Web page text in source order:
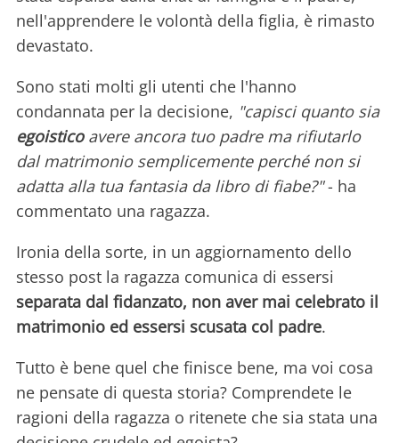
nell'apprendere le volontà della figlia, è rimasto
devastato.
Sono stati molti gli utenti che l'hanno
condannata per la decisione, "capisci quanto sia
egoisticoavere ancora tuo padre ma rifiutarlo
dal matrimonio semplicemente perché non si
adatta alla tua fantasia da libro di fiabe?"- ha
commentato una ragazza.
Ironia della sorte, in un aggiornamento dello
stesso post la ragazza comunica di essersi
separata dal fidanzato, non aver mai celebrato il
matrimonio ed essersi scusata col padre.
Tutto è bene quel che finisce bene, ma voi cosa
ne pensate di questa storia? Comprendete le
ragioni della ragazza o ritenete che sia stata una